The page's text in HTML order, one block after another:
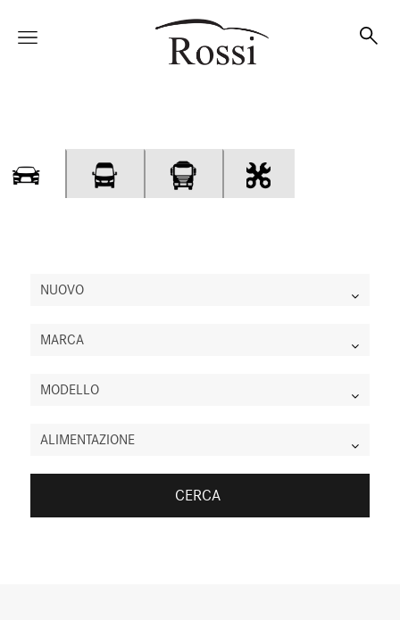
Veicoli
Officina
Accessori e Collection
NUOVO
MARCA
MODELLO
ALIMENTAZIONE
CERCA